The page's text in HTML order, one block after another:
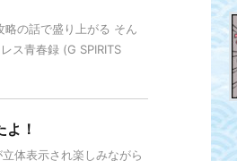
の話で盛り上がる そん
ス青春録 (G SPIRITS
！
体表示され楽しみながら